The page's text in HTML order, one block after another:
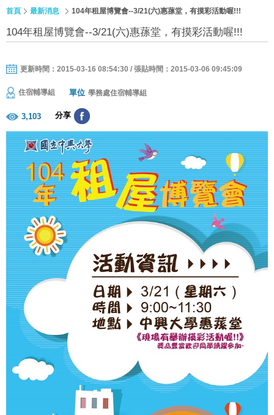
首頁 最新消息 104年租屋博覽會--3/21(六)惠蓀堂，有摸彩活動喔!!!
104年租屋博覽會--3/21(六)惠蓀堂，有摸彩活動喔!!!
更新時間：2015-03-16 08:54:30 / 張貼時間：2015-03-06 09:45:09
住宿輔導組 單位 學務處住宿輔導組
3,103 分享